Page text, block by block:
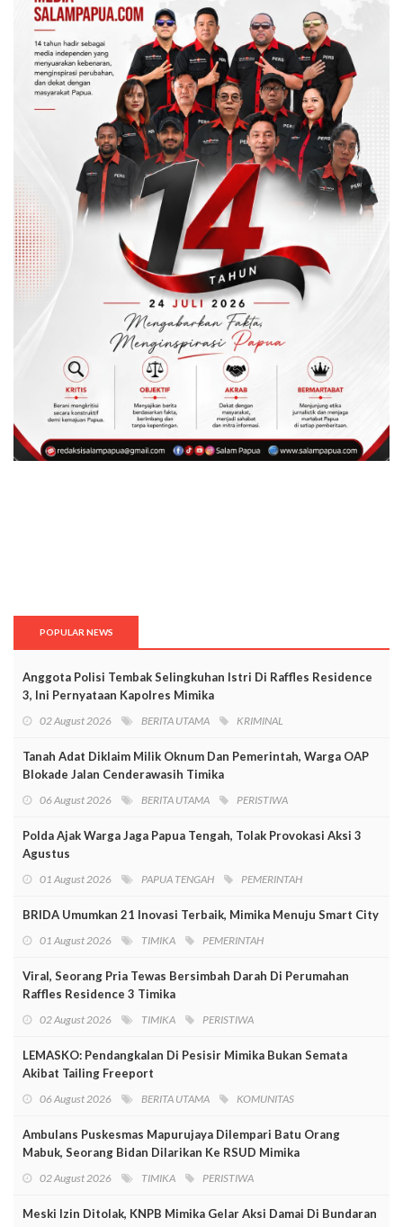
POPULAR NEWS
Anggota Polisi Tembak Selingkuhan Istri Di Raffles Residence
3, Ini Pernyataan Kapolres Mimika
02 August 2026 BERITA UTAMA KRIMINAL
Tanah Adat Diklaim Milik Oknum Dan Pemerintah, Warga OAP
Blokade Jalan Cenderawasih Timika
06 August 2026 BERITA UTAMA PERISTIWA
Polda Ajak Warga Jaga Papua Tengah, Tolak Provokasi Aksi 3
Agustus
01 August 2026 PAPUA TENGAH PEMERINTAH
BRIDA Umumkan 21 Inovasi Terbaik, Mimika Menuju Smart City
01 August 2026 TIMIKA PEMERINTAH
Viral, Seorang Pria Tewas Bersimbah Darah Di Perumahan
Raffles Residence 3 Timika
02 August 2026 TIMIKA PERISTIWA
LEMASKO: Pendangkalan Di Pesisir Mimika Bukan Semata
Akibat Tailing Freeport
06 August 2026 BERITA UTAMA KOMUNITAS
Ambulans Puskesmas Mapurujaya Dilempari Batu Orang
Mabuk, Seorang Bidan Dilarikan Ke RSUD Mimika
02 August 2026 TIMIKA PERISTIWA
Meski Izin Ditolak, KNPB Mimika Gelar Aksi Damai Di Bundaran